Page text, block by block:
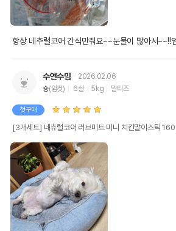
항상 네추럴코어 간식만줘요~~눈물이 많아서~~!!
수연수맘
2026.02.06
숑(암컷) 6살 5kg 말티즈
첫구매
[3개세트] 네츄럴코어 러브미트 미니 치킨말이스틱